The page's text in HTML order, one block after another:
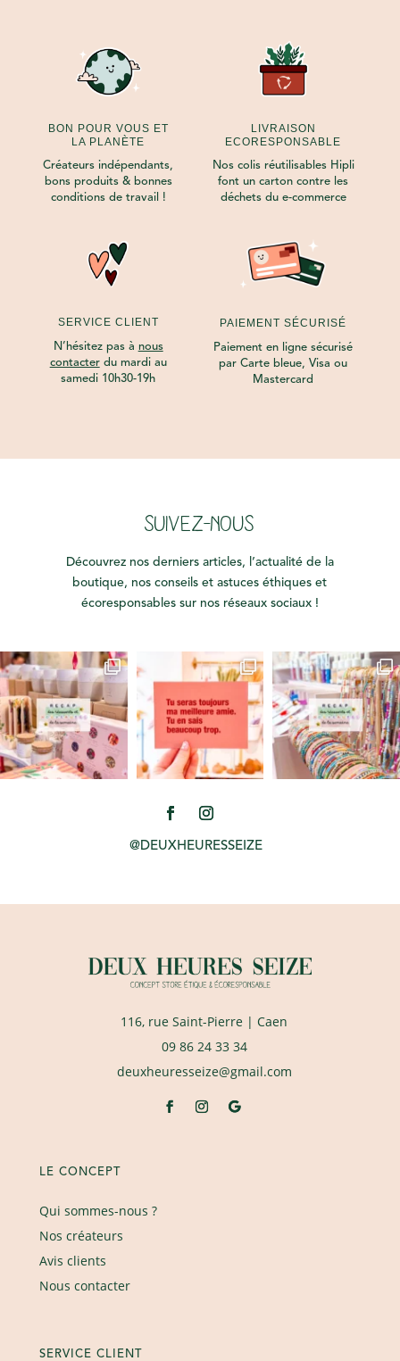
BON POUR VOUS ET
LA PLANÈTE
Créateurs indépendants,
bons produits & bonnes
conditions de travail !
LIVRAISON
ECORESPONSABLE
Nos colis réutilisables Hipli
font un carton contre les
déchets du e-commerce
SERVICE CLIENT
N’hésitez pas à nous
contacterdu mardi au
samedi 10h30-19h
PAIEMENT SÉCURISÉ
Paiement en ligne sécurisé
par Carte bleue, Visa ou
Mastercard
SUIVEZ-NOUS
Découvrez nos derniers articles, l’actualité de la
boutique, nos conseils et astuces éthiques et
écoresponsables sur nos réseaux sociaux !
@DEUXHEURESSEIZE
116, rue Saint-Pierre | Caen
09 86 24 33 34
deuxheuresseize@gmail.com
LE CONCEPT
Qui sommes-nous ?
Nos créateurs
Avis clients
Nous contacter
SERVICE CLIENT